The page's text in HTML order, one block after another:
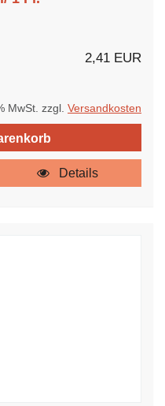
2,41 EUR
MwSt. zzgl. Versandkosten
Details